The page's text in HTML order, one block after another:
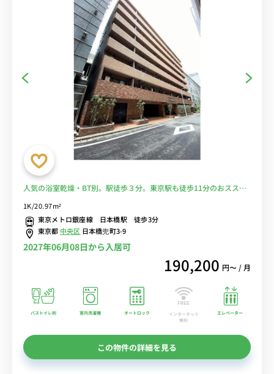
人気の浴室乾燥・BT別。駅徒歩３分。東京駅も徒歩11分のおススメ
立地♪■選べるWi-Fi格安レンタル中！
1K/20.97m²
東京メトロ銀座線 日本橋駅 徒歩3分
東京都 中央区 日本橋兜町3-9
2027年06月08日から入居可
190,200 円〜 / 月
バストイレ別 室内洗濯機 オートロック
インターネット
無料
エレベーター
この物件の詳細を見る